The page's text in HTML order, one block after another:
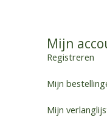
Mijn
Registreren
Mijn
Mijn